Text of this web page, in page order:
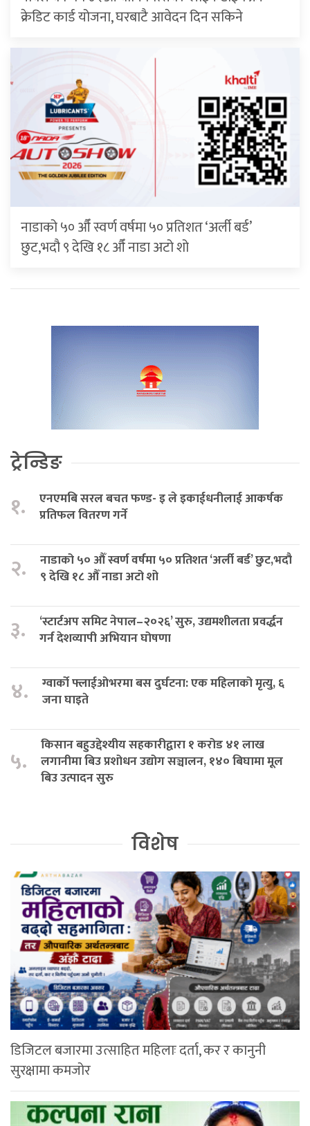
क्रेडिट कार्ड योजना, घरबाटै आवेदन दिन सकिने
नाडाको ५० औँ स्वर्ण वर्षमा ५० प्रतिशत ‘अर्ली बर्ड’
छुट,भदौ ९ देखि १८ औँ नाडा अटो शो
ट्रेन्डिङ
१.
एनएमबि सरल बचत फण्ड- इ ले इकाईधनीलाई आकर्षक
प्रतिफल वितरण गर्ने
२.
नाडाको ५० औँ स्वर्ण वर्षमा ५० प्रतिशत ‘अर्ली बर्ड’ छुट,भदौ
९ देखि १८ औँ नाडा अटो शो
३.
‘स्टार्टअप समिट नेपाल–२०२६’ सुरु, उद्यमशीलता प्रवर्द्धन
गर्न देशव्यापी अभियान घोषणा
४.
ग्वार्को फ्लाईओभरमा बस दुर्घटना: एक महिलाको मृत्यु, ६
जना घाइते
५.
किसान बहुउद्देश्यीय सहकारीद्वारा १ करोड ४१ लाख
लगानीमा बिउ प्रशोधन उद्योग सञ्चालन, १४० बिघामा मूल
बिउ उत्पादन सुरु
विशेष
डिजिटल बजारमा उत्साहित महिलाः दर्ता, कर र कानुनी
सुरक्षामा कमजोर